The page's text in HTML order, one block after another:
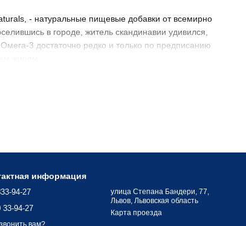
- натуральные пищевые добавки от всемирно
в городе, житель скандинавии удивился,
3 достаточно редко и только по предписанию
информация
94-27
33-94-27
улица Степана Бандери, 77,
Львов, Львовская область
Карта проезда